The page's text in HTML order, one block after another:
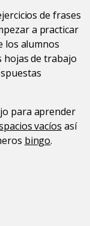
de frases
a practicar
los alumnos
hojas de trabajo
para aprender
vacíos así
bingo.